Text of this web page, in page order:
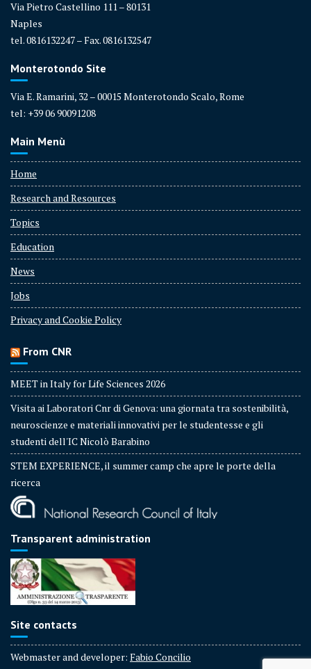
Via Pietro Castellino 111 – 80131
Naples
tel. 0816132247 – Fax. 0816132547
Monterotondo Site
Via E. Ramarini, 32 – 00015 Monterotondo Scalo, Rome
tel: +39 06 90091208
Main Menù
Home
Research and Resources
Topics
Education
News
Jobs
Privacy and Cookie Policy
From CNR
MEET in Italy for Life Sciences 2026
Visita ai Laboratori Cnr di Genova: una giornata tra sostenibilità,
neuroscienze e materiali innovativi per le studentesse e gli
studenti dell'IC Nicolò Barabino
STEM EXPERIENCE, il summer camp che apre le porte della
ricerca
Transparent administration
Site contacts
Webmaster and developer: Fabio Concilio